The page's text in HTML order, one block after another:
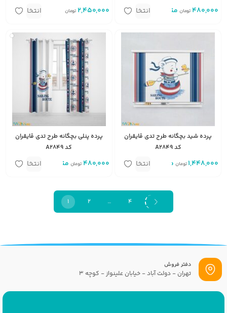
480,000 تومان متر
انتخاب
2,450,000 تومان متر مربعانتخاب
پرده شید بچگانه طرح تدی قایقران
کد A2849
1,448,000 تومانمتر مربع انتخاب
پرده پنلی بچگانه طرح تدی قایقران
کد A2849
480,000 تومان متر
انتخاب
1 2 … 4
دفتر فروش
تهران - دولت آباد - خیابان علینواز - کوچه 3